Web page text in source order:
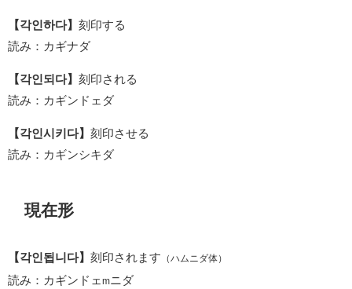
【각인하다】 刻印する
読み：カギナダ
【각인되다】 刻印される
読み：カギンドェダ
【각인시키다】 刻印させる
読み：カギンシキダ
現在形
【각인됩니다】 刻印されます （ハムニダ体）
読み：カギンドェ mニダ